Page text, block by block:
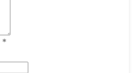
*